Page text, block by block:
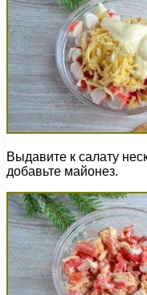
Выдавите к салату
добавьте майонез.